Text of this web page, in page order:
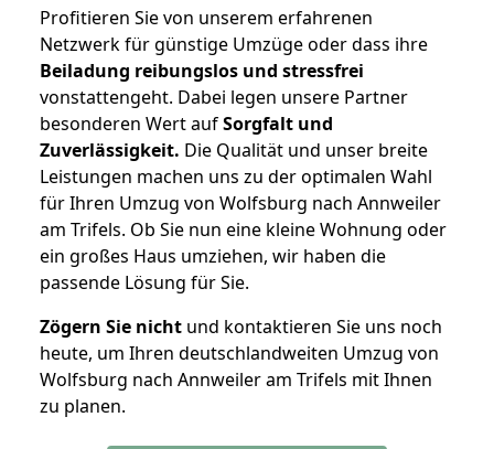
Profitieren Sie von unserem erfahrenen
Netzwerk für günstige Umzüge oder dass ihre
Beiladung reibungslos und stressfrei
vonstattengeht. Dabei legen unsere Partner
besonderen Wert aufSorgfalt und
Zuverlässigkeit. Die Qualität und unser breite
Leistungen machen uns zu der optimalen Wahl
für Ihren Umzug von Wolfsburg nach Annweiler
am Trifels. Ob Sie nun eine kleine Wohnung oder
ein großes Haus umziehen, wir haben die
passende Lösung für Sie.
Zögern Sie nicht und kontaktieren Sie uns noch
heute, um Ihren deutschlandweiten Umzug von
Wolfsburg nach Annweiler am Trifels mit Ihnen
zu planen.